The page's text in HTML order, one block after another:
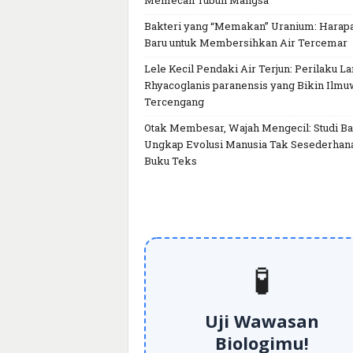
Bakteri yang “Memakan” Uranium:
Baru untuk Membersihkan Air Tercemar
Lele Kecil Pendaki Air Terjun: Perilaku
Rhyacoglanis paranensis yang Bikin
Tercengang
Otak Membesar, Wajah Mengecil: Studi
Ungkap Evolusi Manusia Tak
Buku Teks
🧪
Uji Wawasan
Biologimu!